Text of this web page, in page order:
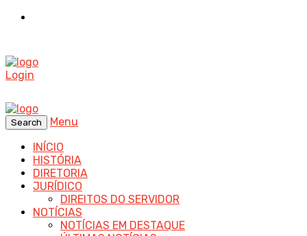
Login
Search
Menu
INÍCIO
HISTÓRIA
DIRETORIA
JURÍDICO
DIREITOS DO SERVIDOR
NOTÍCIAS
NOTÍCIAS EM DESTAQUE